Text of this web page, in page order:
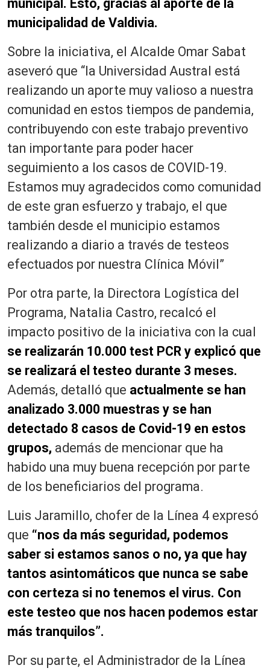
municipal. Esto, gracias al aporte de la
municipalidad de Valdivia.
Sobre la iniciativa, el Alcalde Omar Sabat
aseveró que “la Universidad Austral está
realizando un aporte muy valioso a nuestra
comunidad en estos tiempos de pandemia,
contribuyendo con este trabajo preventivo
tan importante para poder hacer
seguimiento a los casos de COVID-19.
Estamos muy agradecidos como comunidad
de este gran esfuerzo y trabajo, el que
también desde el municipio estamos
realizando a diario a través de testeos
efectuados por nuestra Clínica Móvil”
Por otra parte, la Directora Logística del
Programa, Natalia Castro, recalcó el
impacto positivo de la iniciativa con la cual
se realizarán 10.000 test PCR y explicó que
se realizará el testeo durante 3 meses.
Además, detalló que actualmente se han
analizado 3.000 muestras y se han
detectado 8 casos de Covid-19 en estos
grupos, además de mencionar que ha
habido una muy buena recepción por parte
de los beneficiarios del programa.
Luis Jaramillo, chofer de la Línea 4 expresó
que “nos da más seguridad, podemos
saber si estamos sanos o no, ya que hay
tantos asintomáticos que nunca se sabe
con certeza si no tenemos el virus. Con
este testeo que nos hacen podemos estar
más tranquilos”.
Por su parte, el Administrador de la Línea